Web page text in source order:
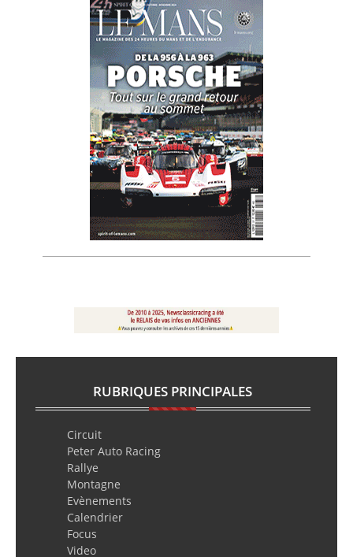
RUBRIQUES PRINCIPALES
Circuit
Peter Auto Racing
Rallye
Montagne
Evènements
Calendrier
Focus
Video